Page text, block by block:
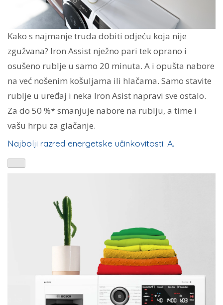
Kako s najmanje truda dobiti odjeću koja nije
zgužvana? Iron Assist nježno pari tek oprano i
osušeno rublje u samo 20 minuta. A i opušta nabore
na već nošenim košuljama ili hlačama. Samo stavite
rublje u uređaj i neka Iron Asist napravi sve ostalo.
Za do 50 %* smanjuje nabore na rublju, a time i
vašu hrpu za glačanje.
Najbolji razred energetske učinkovitosti: A.